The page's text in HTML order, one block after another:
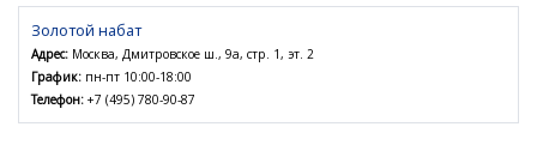
Золотой набат
Адрес: Москва, Дмитровское ш., 9а, стр. 1, эт. 2
График: пн-пт 10:00-18:00
Телефон: +7 (495) 780-90-87